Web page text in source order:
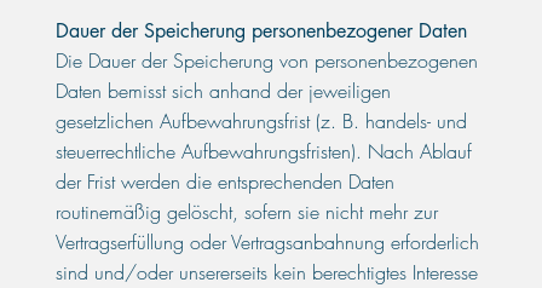
Dauer der Speicherung personenbezogener Daten
Die Dauer der Speicherung von personenbezogenen
Daten bemisst sich anhand der jeweiligen
gesetzlichen Aufbewahrungsfrist (z. B. handels- und
steuerrechtliche Aufbewahrungsfristen). Nach Ablauf
der Frist werden die entsprechenden Daten
routinemäßig gelöscht, sofern sie nicht mehr zur
Vertragserfüllung oder Vertragsanbahnung erforderlich
sind und/oder unsererseits kein berechtigtes Interesse